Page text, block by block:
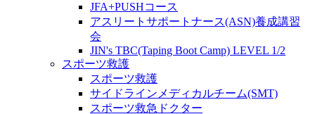
JFA+PUSHコース
アスリートサポートナース(ASN)養成講習
会
JIN's TBC(Taping Boot Camp) LEVEL 1/2
スポーツ救護
スポーツ救護
サイドラインメディカルチーム(SMT)
スポーツ救急ドクター